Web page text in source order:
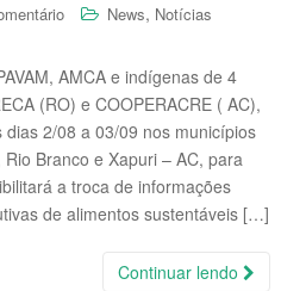
News, Notícias
AMCA e indígenas de 4
(RO) e COOPERACRE ( AC),
2/08 a 03/09 nos municípios
Branco e Xapuri – AC, para
a troca de informações
de alimentos sustentáveis […]
Continuar lendo